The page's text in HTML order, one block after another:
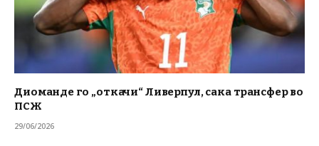
Диоманде го „откачи“ Ливерпул, сака трансфер во
ПСЖ
29/06/2026